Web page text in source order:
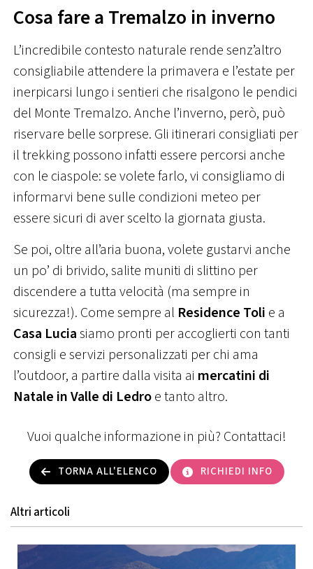
Cosa fare a Tremalzo in inverno
L’incredibile contesto naturale rende senz’altro
consigliabile attendere la primavera e l’estate per
inerpicarsi lungo i sentieri che risalgono le pendici
del Monte Tremalzo. Anche l’inverno, però, può
riservare belle sorprese. Gli itinerari consigliati per
il trekking possono infatti essere percorsi anche
con le ciaspole: se volete farlo, vi consigliamo di
informarvi bene sulle condizioni meteo per
essere sicuri di aver scelto la giornata giusta.
Se poi, oltre all’aria buona, volete gustarvi anche
un po’ di brivido, salite muniti di slittino per
discendere a tutta velocità (ma sempre in
sicurezza!). Come sempre al Residence Toli e a
Casa Luciasiamo pronti per accoglierti con tanti
consigli e servizi personalizzati per chi ama
l’outdoor, a partire dalla visita ai mercatini di
Natale in Valle di Ledroe tanto altro.
Vuoi qualche informazione in più? Contattaci!
TORNA ALL'ELENCO RICHIEDI INFO
Altri articoli